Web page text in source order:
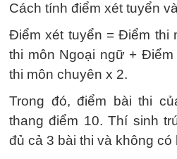
Cách tính điểm xét tuyển
Điểm xét tuyển = Điểm thi
thi môn Ngoại ngữ +
thi môn chuyên x 2.
Trong đó, điểm bài thi
thang điểm 10. Thí sinh
đủ cả 3 bài thi và không có